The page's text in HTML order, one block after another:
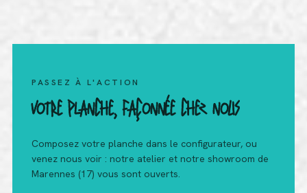
PASSEZ À L'ACTION
VOTRE PLANCHE, FAÇONNÉE CHEZ NOUS
Composez votre planche dans le configurateur, ou
venez nous voir : notre atelier et notre showroom de
Marennes (17) vous sont ouverts.